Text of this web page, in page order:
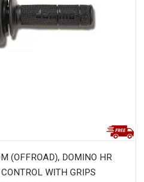
(OFFROAD), DOMINO HR
WITH GRIPS